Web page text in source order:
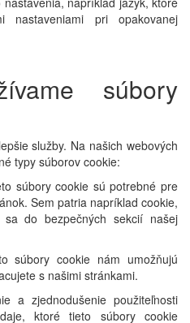
nastaveniami pri opakovanej
súbory
služby. Na našich webových
typy súborov cookie:
súbory cookie sú potrebné pre
Sem patria napríklad cookie,
do bezpečných sekcií našej
súbory cookie nám umožňujú
s našimi stránkami.
a zjednodušenie použiteľnosti
ktoré tieto súbory cookie